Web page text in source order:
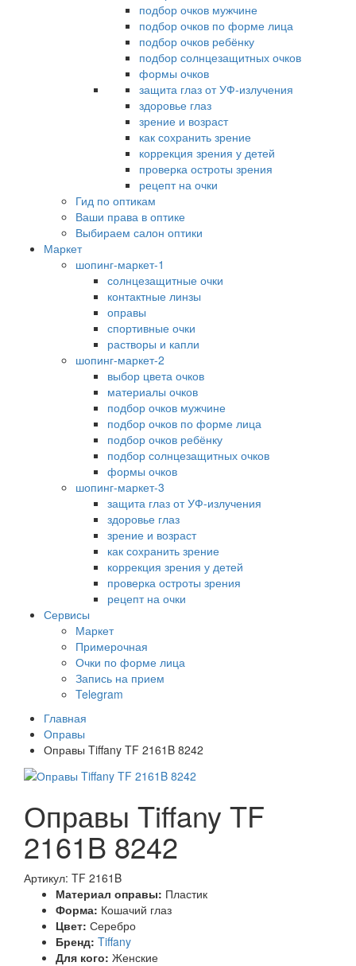
подбор очков мужчине
подбор очков по форме лица
подбор очков ребёнку
подбор солнцезащитных очков
формы очков
защита глаз от УФ-излучения
здоровье глаз
зрение и возраст
как сохранить зрение
коррекция зрения у детей
проверка остроты зрения
рецепт на очки
Гид по оптикам
Ваши права в оптике
Выбираем салон оптики
Маркет
шопинг-маркет-1
солнцезащитные очки
контактные линзы
оправы
спортивные очки
растворы и капли
шопинг-маркет-2
выбор цвета очков
материалы очков
подбор очков мужчине
подбор очков по форме лица
подбор очков ребёнку
подбор солнцезащитных очков
формы очков
шопинг-маркет-3
защита глаз от УФ-излучения
здоровье глаз
зрение и возраст
как сохранить зрение
коррекция зрения у детей
проверка остроты зрения
рецепт на очки
Сервисы
Маркет
Примерочная
Очки по форме лица
Запись на прием
Telegram
Главная
Оправы
Оправы Tiffany TF 2161B 8242
Оправы Tiffany TF
2161B 8242
Артикул: TF 2161B
Материал оправы: Пластик
Форма: Кошачий глаз
Цвет: Серебро
Бренд: Tiffany
Для кого: Женские